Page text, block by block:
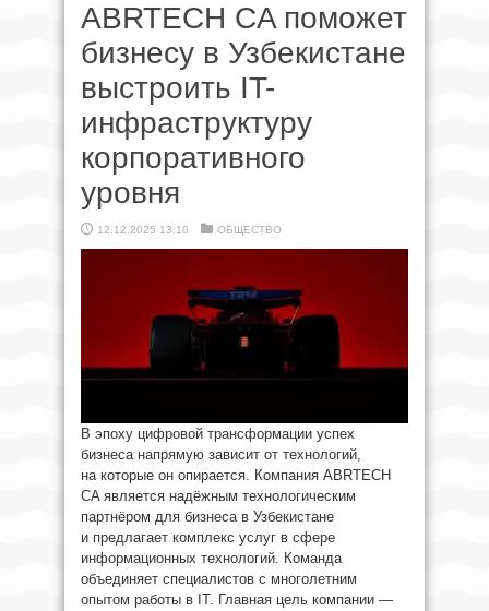
ABRTECH CA поможет
бизнесу в Узбекистане
выстроить IT-
инфраструктуру
корпоративного
уровня
12.12.2025 13:10 ОБЩЕСТВО
В эпоху цифровой трансформации успех
бизнеса напрямую зависит от технологий,
на которые он опирается. Компания ABRTECH
CA является надёжным технологическим
партнёром для бизнеса в Узбекистане
и предлагает комплекс услуг в сфере
информационных технологий. Команда
объединяет специалистов с многолетним
опытом работы в IT. Главная цель компании —